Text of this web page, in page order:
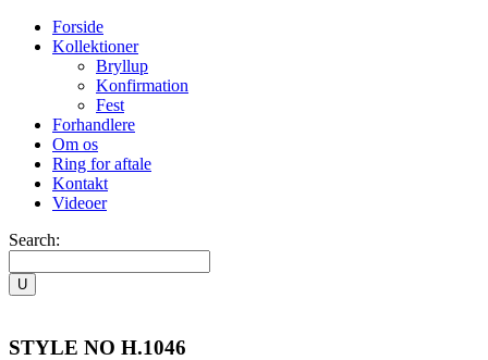
Forside
Kollektioner
Bryllup
Konfirmation
Fest
Forhandlere
Om os
Ring for aftale
Kontakt
Videoer
Search:
STYLE NO H.1046